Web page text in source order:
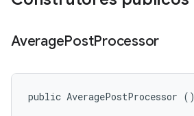
AveragePostProcessor
public AveragePostProcessor ()